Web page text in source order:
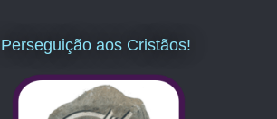
Perseguição aos Cristãos!